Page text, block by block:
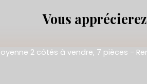
Vous apprécierez